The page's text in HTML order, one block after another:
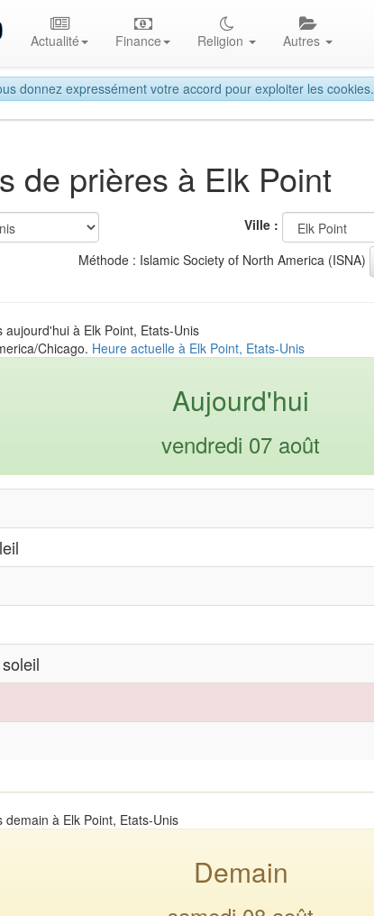
donnez expressément votre accord pour exploiter les cookies.
Actualité Finance Religion Autres
de prières à Elk Point
Ville :
Méthode : Islamic Society of North America (ISNA)
aujourd'hui à Elk Point, Etats-Unis
Chicago. Heure actuelle à Elk Point, Etats-Unis
Aujourd'hui
vendredi 07 août
demain à Elk Point, Etats-Unis
Demain